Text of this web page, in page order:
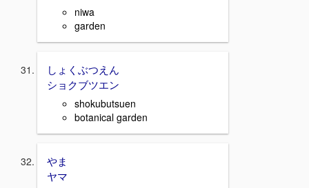
niwa
garden
しょくぶつえん
ショクブツエン
shokubutsuen
botanical garden
やま
ヤマ